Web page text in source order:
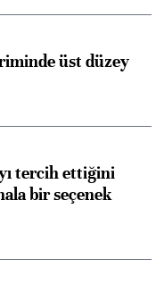
üst düzey
tercih ettiğini
bir seçenek